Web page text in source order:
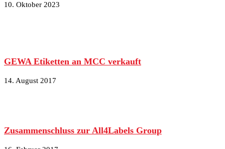
10. Oktober 2023
GEWA Etiketten an MCC verkauft
14. August 2017
Zusammenschluss zur All4Labels Group